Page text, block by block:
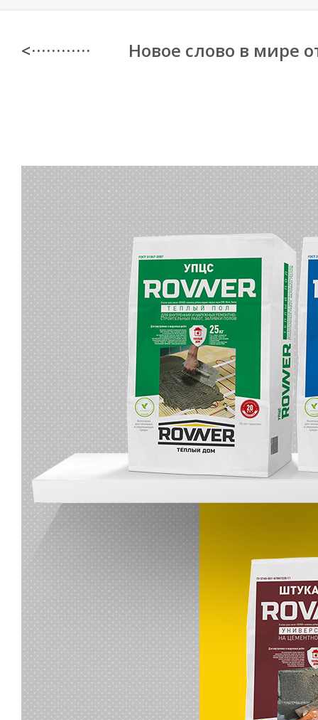
< · · · · · · · · · · · · Новое слово в мире